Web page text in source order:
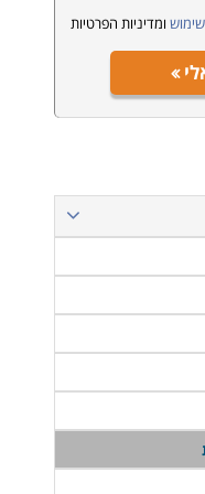
ומדיניות הפרטיות